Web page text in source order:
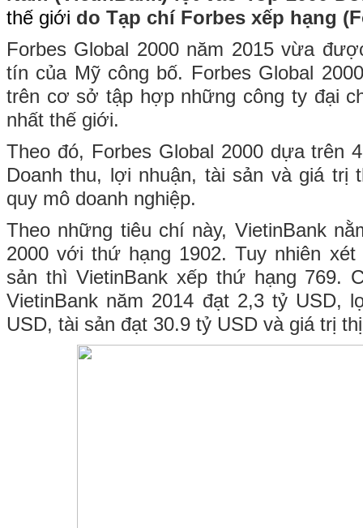
thế giới do Tạp chí Forbes xếp hạng
Forbes Global 2000 năm 2015 vừa
tín của Mỹ công bố. Forbes Global
trên cơ sở tập hợp những công ty đại
nhất thế giới.
Theo đó, Forbes Global 2000 dựa trên
Doanh thu, lợi nhuận, tài sản và giá trị
quy mô doanh nghiệp.
Theo những tiêu chí này, VietinBank
2000 với thứ hạng 1902. Tuy nhiên
sản thì VietinBank xếp thứ hạng 769.
VietinBank năm 2014 đạt 2,3 tỷ USD,
USD, tài sản đạt 30.9 tỷ USD và giá trị